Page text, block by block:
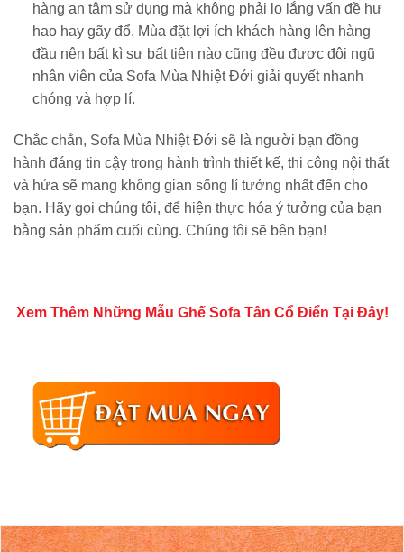
hàng an tâm sử dụng mà không phải lo lắng vấn đề hư
hao hay gãy đổ. Mùa đặt lợi ích khách hàng lên hàng
đầu nên bất kì sự bất tiện nào cũng đều được đội ngũ
nhân viên của Sofa Mùa Nhiệt Đới giải quyết nhanh
chóng và hợp lí.
Chắc chắn, Sofa Mùa Nhiệt Đới sẽ là người bạn đồng
hành đáng tin cậy trong hành trình thiết kế, thi công nội thất
và hứa sẽ mang không gian sống lí tưởng nhất đến cho
bạn. Hãy gọi chúng tôi, để hiện thực hóa ý tưởng của bạn
bằng sản phẩm cuối cùng. Chúng tôi sẽ bên bạn!
Xem Thêm Những Mẫu Ghế Sofa Tân Cổ Điển Tại Đây!